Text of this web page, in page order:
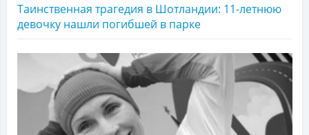
Таинственная трагедия в Шотландии: 11-летнюю
девочку нашли погибшей в парке